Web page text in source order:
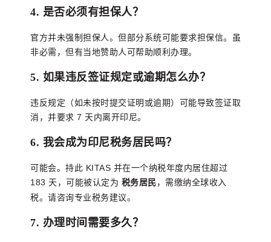
4. 是否必须有担保人？
官方并未强制担保人。但部分系统可能要求担保信。虽
非必需，但有当地赞助人可帮助顺利办理。
5. 如果违反签证规定或逾期怎么办？
违反规定（如未按时提交证明或逾期）可能导致签证取
消，并要求 7 天内离开印尼。
6. 我会成为印尼税务居民吗？
可能会。持此 KITAS 并在一个纳税年度内居住超过
183 天，可能被认定为 税务居民 ，需缴纳全球收入
税。请咨询专业税务建议。
7. 办理时间需要多久？